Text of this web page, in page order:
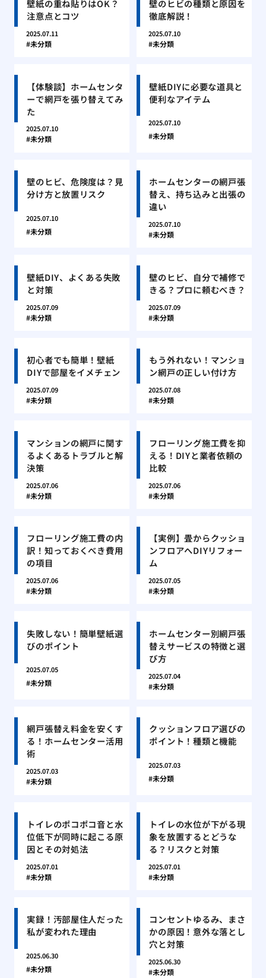
壁紙の重ね貼りはOK？
注意点とコツ
2025.07.11
未分類
壁のヒビの種類と原因を
徹底解説！
2025.07.10
未分類
【体験談】ホームセンタ
ーで網戸を張り替えてみ
た
2025.07.10
未分類
壁紙DIYに必要な道具と
便利なアイテム
2025.07.10
未分類
壁のヒビ、危険度は？見
分け方と放置リスク
2025.07.10
未分類
ホームセンターの網戸張
替え、持ち込みと出張の
違い
2025.07.10
未分類
壁紙DIY、よくある失敗
と対策
2025.07.09
未分類
壁のヒビ、自分で補修で
きる？プロに頼むべき？
2025.07.09
未分類
初心者でも簡単！壁紙
DIYで部屋をイメチェン
2025.07.09
未分類
もう外れない！マンショ
ン網戸の正しい付け方
2025.07.08
未分類
マンションの網戸に関す
るよくあるトラブルと解
決策
2025.07.06
未分類
フローリング施工費を抑
える！DIYと業者依頼の
比較
2025.07.06
未分類
フローリング施工費の内
訳！知っておくべき費用
の項目
2025.07.06
未分類
【実例】畳からクッショ
ンフロアへDIYリフォー
ム
2025.07.05
未分類
失敗しない！簡単壁紙選
びのポイント
2025.07.05
未分類
ホームセンター別網戸張
替えサービスの特徴と選
び方
2025.07.04
未分類
網戸張替え料金を安くす
る！ホームセンター活用
術
2025.07.03
未分類
クッションフロア選びの
ポイント！種類と機能
2025.07.03
未分類
トイレのポコポコ音と水
位低下が同時に起こる原
因とその対処法
2025.07.01
未分類
トイレの水位が下がる現
象を放置するとどうな
る？リスクと対策
2025.07.01
未分類
実録！汚部屋住人だった
私が変われた理由
2025.06.30
未分類
コンセントゆるみ、まさ
かの原因！意外な落とし
穴と対策
2025.06.30
未分類